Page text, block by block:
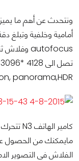
ونتحدث عن أهم ما يميز
panorama,HDR
مايمكنك من الحصول
الفلاش فى التصوير